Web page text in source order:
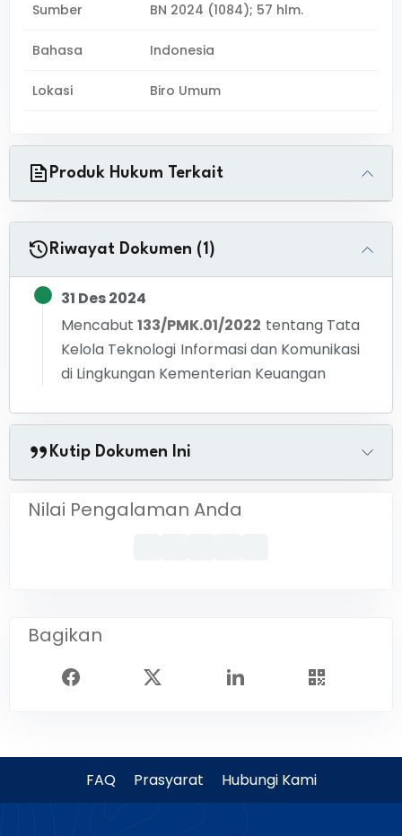
Sumber BN 2024 (1084); 57 hlm.
Bahasa Indonesia
Lokasi Biro Umum
Produk Hukum Terkait
Riwayat Dokumen (1)
31 Des 2024
Mencabut 133/PMK.01/2022 tentang Tata
Kelola Teknologi Informasi dan Komunikasi
di Lingkungan Kementerian Keuangan
Kutip Dokumen Ini
Nilai Pengalaman Anda
Bagikan
FAQ Prasyarat Hubungi Kami